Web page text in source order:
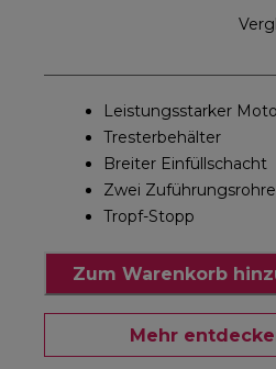
Leistungsstarker
Tresterbehälter
Breiter Einfüllschacht
Zwei Zuführungsrohre
Tropf-Stopp
Zum Warenkorb
Mehr